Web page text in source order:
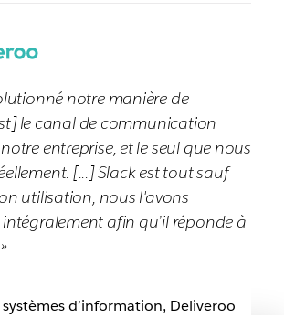
notre manière de
le canal de communication
entreprise, et le seul que nous
[...] Slack est tout sauf
utilisation, nous l'avons
afin qu’il réponde à
d’information, Deliveroo